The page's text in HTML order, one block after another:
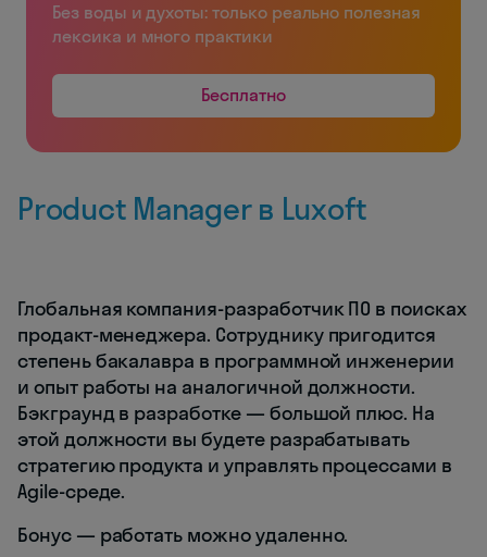
Без воды и духоты: только реально полезная
лексика и много практики
Бесплатно
Product Manager в Luxoft
Глобальная компания-разработчик ПО в поисках
продакт-менеджера. Сотруднику пригодится
степень бакалавра в программной инженерии
и опыт работы на аналогичной должности.
Бэкграунд в разработке — большой плюс. На
этой должности вы будете разрабатывать
стратегию продукта и управлять процессами в
Agile-среде.
Бонус — работать можно удаленно.